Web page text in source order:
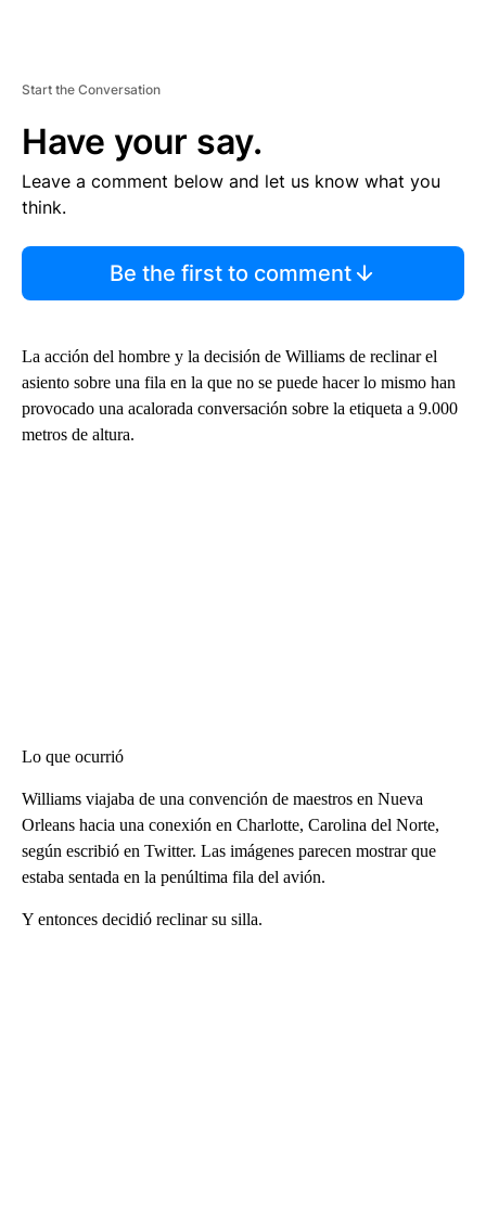
Start the Conversation
Have your say.
Leave a comment below and let us know what you
think.
Be the first to comment
La acción del hombre y la decisión de Williams de reclinar el
asiento sobre una fila en la que no se puede hacer lo mismo han
provocado una acalorada conversación sobre la etiqueta a 9.000
metros de altura.
Lo que ocurrió
Williams viajaba de una convención de maestros en Nueva
Orleans hacia una conexión en Charlotte, Carolina del Norte,
según escribió en Twitter. Las imágenes parecen mostrar que
estaba sentada en la penúltima fila del avión.
Y entonces decidió reclinar su silla.